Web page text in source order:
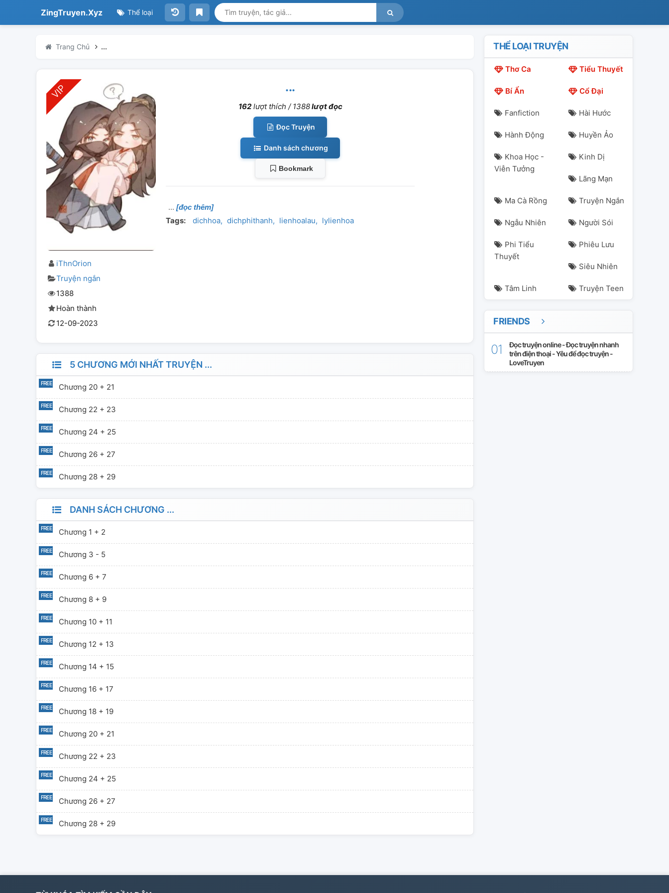
ZingTruyen.Xyz Thể loại
Trang Chủ ...
iThnOrion
Truyện ngắn
1388
Hoàn thành
12-09-2023
...
162lượt thích / 1388lượt đọc
Đọc Truyện
Danh sách chương
Bookmark
[đọc thêm]
Tags: dichhoa dichphithanh lienhoalau lylienhoa
5 CHƯƠNG MỚI NHẤT TRUYỆN ...
Chương 20 + 21
Chương 22 + 23
Chương 24 + 25
Chương 26 + 27
Chương 28 + 29
DANH SÁCH CHƯƠNG ...
Chương 1 + 2
Chương 3 - 5
Chương 6 + 7
Chương 8 + 9
Chương 10 + 11
Chương 12 + 13
Chương 14 + 15
Chương 16 + 17
Chương 18 + 19
Chương 20 + 21
Chương 22 + 23
Chương 24 + 25
Chương 26 + 27
Chương 28 + 29
THỂ LOẠI TRUYỆN
Thơ Ca Tiểu Thuyết
Bí Ẩn Cổ Đại
Fanfiction Hài Hước
Hành Động Huyền Ảo
Khoa Học -
Viễn Tưởng
Kinh Dị
Lãng Mạn
Ma Cà Rồng Truyện Ngắn
Ngẫu Nhiên Người Sói
Phi Tiểu
Thuyết
Phiêu Lưu
Siêu Nhiên
Tâm Linh Truyện Teen
FRIENDS
Đọc truyện online - Đọc truyện nhanh
trên điện thoại - Yêu để đọc truyện -
LoveTruyen